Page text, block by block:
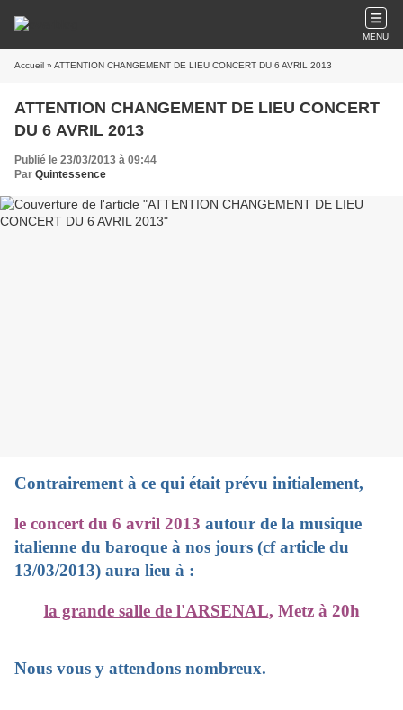
MENU
Accueil » ATTENTION CHANGEMENT DE LIEU CONCERT DU 6 AVRIL 2013
ATTENTION CHANGEMENT DE LIEU CONCERT
DU 6 AVRIL 2013
Publié le 23/03/2013 à 09:44
Par Quintessence
Contrairement à ce qui était prévu initialement,
le concert du 6 avril 2013 autour de la musique
italienne du baroque à nos jours (cf article du
13/03/2013) aura lieu à :
la grande salle de l'ARSENAL, Metz à 20h
Nous vous y attendons nombreux.